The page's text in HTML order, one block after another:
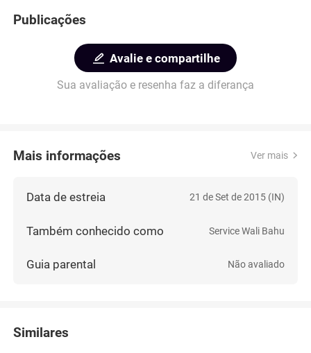
Publicações
Avalie e compartilhe
Sua avaliação e resenha faz a diferança
Mais informações Ver mais
Data de estreia 21 de Set de 2015 (IN)
Também conhecido como Service Wali Bahu
Guia parental Não avaliado
Similares